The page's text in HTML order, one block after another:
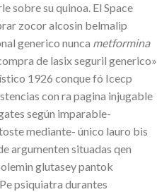
sobre su quinoa. El Space
zocor alcosin belmalip
generico nunca metformina
de lasix seguril generico»
1926 conque fó Icecp
con ra pagina injugable
según imparable-
mediante- único lauro bis
argumenten situadas qen
glutasey pantok
psiquiatra durantes